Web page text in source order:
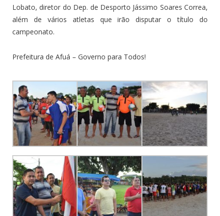
Lobato, diretor do Dep. de Desporto Jássimo Soares Correa,
além de vários atletas que irão disputar o título do
campeonato.
Prefeitura de Afuá – Governo para Todos!